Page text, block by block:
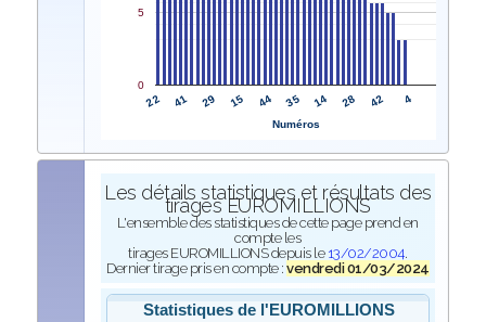
22 41 29 15 44 35 14 28 42 4
0
5
Numéros
Les détails statistiques et résultats des
tirages EUROMILLIONS
L'ensemble des statistiques de cette page prend en
compte les
tirages EUROMILLIONS depuis le 13/02/2004.
Dernier tirage pris en compte :vendredi 01/03/2024
Statistiques de l'EUROMILLIONS